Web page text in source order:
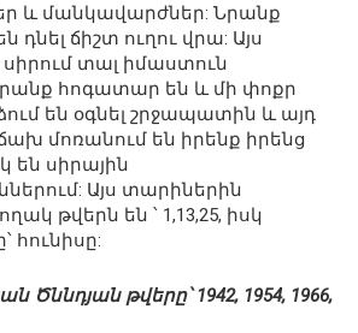
և մանկավարժներ: Նրանք
դնել ճիշտ ուղու վրա: Այս
տալ իմաստուն
հոգատար են և մի փոքր
են օգնել շրջապատին և այդ
մոռանում են իրենք իրենց
են սիրային
Այս տարիներին
թվերն են ՝ 1,13,25, իսկ
հունիսը:
թվերը՝ 1942, 1954, 1966,